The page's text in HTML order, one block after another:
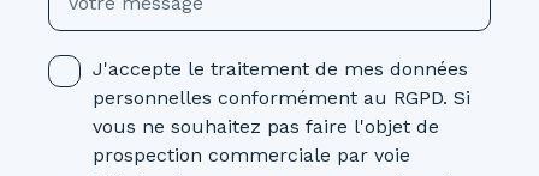
J'accepte le traitement de mes données
personnelles conformément au RGPD. Si
vous ne souhaitez pas faire l'objet de
prospection commerciale par voie